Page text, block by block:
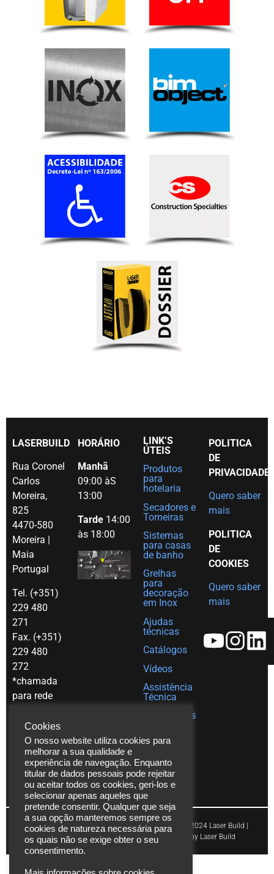
LASERBUILD
Rua Coronel
Carlos
Moreira,
825
4470-580
Moreira |
Maia
Portugal
Tel. (+351)
229 480
271
Fax. (+351)
229 480
272
*chamada
para rede
nacional
info@laserbuild.pt
area.electrica2000@gmail.com
HORÁRIO
Manhã
09:00 àS
13:00
Tarde 14:00
às 18:00
LINK’S
ÚTEIS
Produtos
para
hotelaria
Secadores e
Torneiras
Sistemas
para casas
de banho
Grelhas
para
decoração
em Inox
Ajudas
técnicas
Catálogos
Vídeos
Assistência
Técnica
Publicações
POLITICA
DE
PRIVACIDADE
Quero saber
mais
POLITICA
DE
COOKIES
Quero saber
mais
Copyright © 2024 Laser Build |
Powered by Laser Build
Cookies
O nosso website utiliza cookies para
melhorar a sua qualidade e
experiência de navegação. Enquanto
titular de dados pessoais pode rejeitar
ou aceitar todos os cookies, geri-los e
selecionar apenas aqueles que
pretende consentir. Qualquer que seja
a sua opção manteremos sempre os
cookies de natureza necessária para
os quais não se exige obter o seu
consentimento.